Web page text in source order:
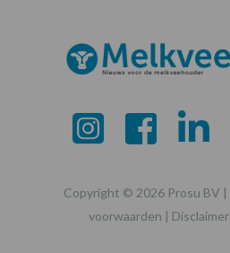
Copyright © 2026 Prosu BV |
voorwaarden | Disclaimer